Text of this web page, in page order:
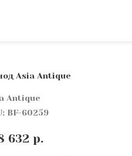
Asia Antique
Antique
BF-60259
632 р.